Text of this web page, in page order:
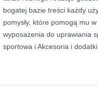
bogatej bazie treści każdy
pomysły, które pomogą mu
wyposażenia do uprawiania
sportowa i Akcesoria i